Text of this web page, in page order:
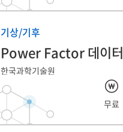
기상/기후
Power Factor 데이터
한국과학기술원
무료